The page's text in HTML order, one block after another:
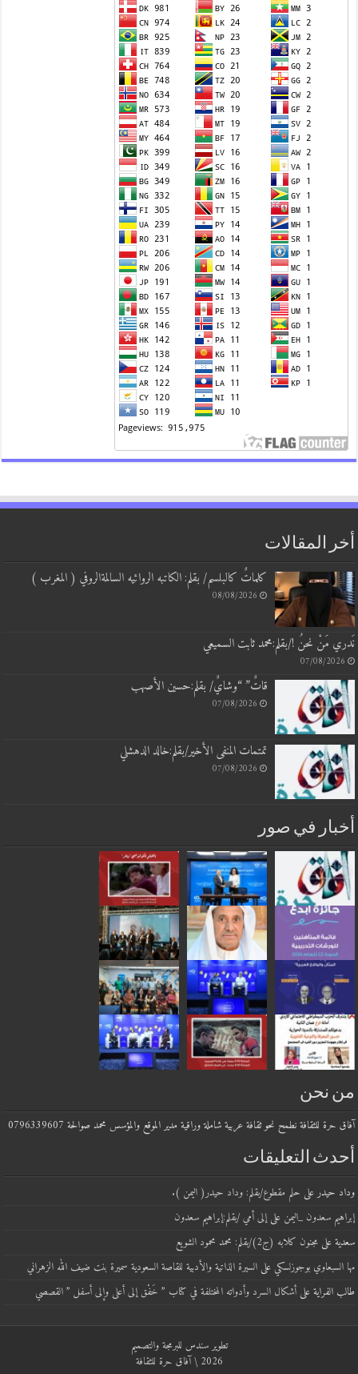
أخر المقالات
كلماتٌ كالبلسم/ بقلم: الكاتبه الروائيه السالمةالروفي ( المغرب )
08/08/2026
نَدري مَنْ نحنُ !/بقلم:محمد ثابت السميعي
07/08/2026
قاتٌ” “وشايٌ/ بقلم:حسين الأصهب
07/08/2026
تمتمات المنفى الأخير/بقلم:خالد الدهشلي
07/08/2026
أخبار في صور
من نحن
آفاق حرة للثقافة نطمح نحو ثقافة عربية شاملة وراقية مدير الموقع والمؤسس محمد صوالحة 0796339607
أحدث التعليقات
وداد حيدرعلى حلم مقطوع/بقلم: وداد حيدر( اليمن ).
إبراهيم سعدون _اليمن علىإلى أمي /بقلم:إبراهيم سعدون
سعدية علىمجنون كلابه (ج2)/بقلم: محمد محمود الشويع
مها السبعاوي بوجوزلسكي علىالسيرة الذاتية والأدبية للقاصة السعودية سميرة بنت ضيف الله الزهراني
طالب الفراية علىأشكال السرد وأدواته المختلفة في كتاب ” خَفْق إلى أعلى وإلى أسفل ” القصصي
تطويرسندس للبرمجة والتصميم
2026 \ آفاق حرة للثقافة